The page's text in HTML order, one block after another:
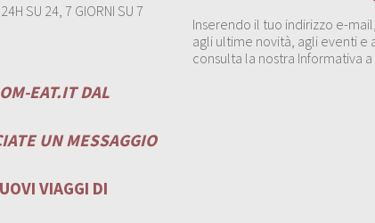
SU 24, 7 GIORNI SU 7
EAT.ITDAL
UN MESSAGGIO
VIAGGI DI
Inserendo il tuo indirizzo e-
agli ultime novità, agli eventi
consulta la nostra Informativa